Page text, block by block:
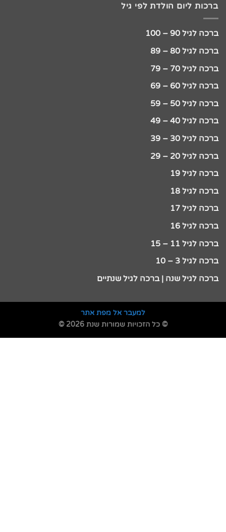
ברכות ליום הולדת לפי גיל
ברכה לגיל 90 – 100
ברכה לגיל 80 – 89
ברכה לגיל 70 – 79
ברכה לגיל 60 – 69
ברכה לגיל 50 – 59
ברכה לגיל 40 – 49
ברכה לגיל 30 – 39
ברכה לגיל 20 – 29
ברכה לגיל 19
ברכה לגיל 18
ברכה לגיל 17
ברכה לגיל 16
ברכה לגיל 11 – 15
ברכה לגיל 3 – 10
ברכה לגיל שנה | ברכה לגיל שנתיים
למעבר אל מפת אתר
© כל הזכויות שמורות שנת 2026 ©